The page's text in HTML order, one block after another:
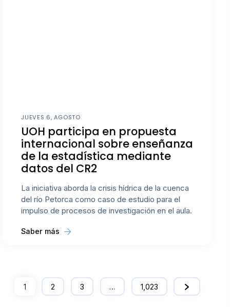
JUEVES 6, AGOSTO
UOH participa en propuesta
internacional sobre enseñanza
de la estadística mediante
datos del CR2
La iniciativa aborda la crisis hídrica de la cuenca
del río Petorca como caso de estudio para el
impulso de procesos de investigación en el aula.
Saber más
1 2 3 … 1,023